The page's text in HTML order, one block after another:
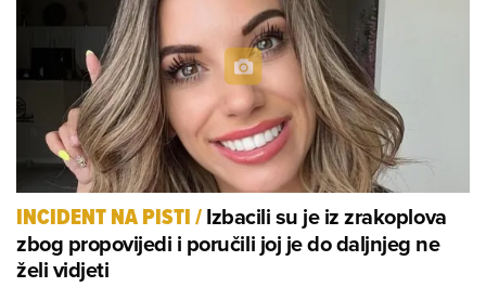
INCIDENT NA PISTI/Izbacili su je iz zrakoplova
zbog propovijedi i poručili joj je do daljnjeg ne
želi vidjeti